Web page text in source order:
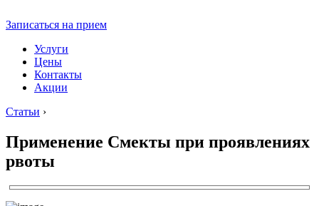
Записаться на прием
Услуги
Цены
Контакты
Акции
Статьи ›
Применение Смекты при проявлениях
рвоты